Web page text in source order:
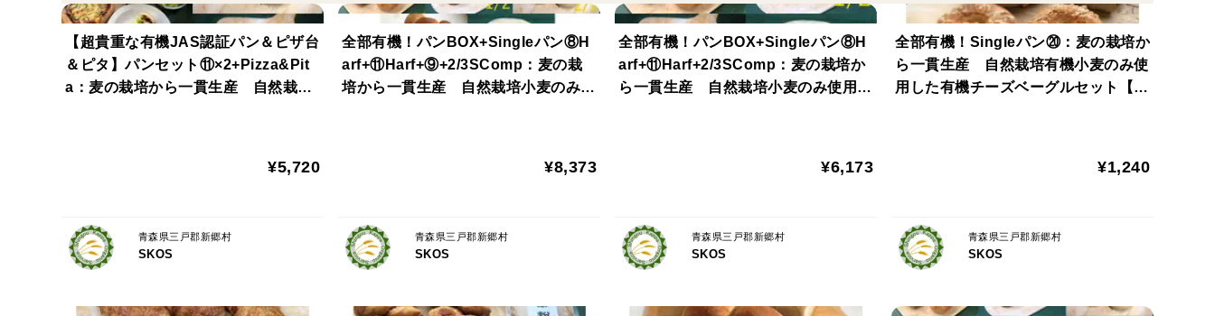
有機小麦粉で作ったフランスパン生地に有機ブルーベリーで作った有機ブルーベリージャム
（無糖、煮詰めただけ）を入れてエピ（麦の穂）状に成型しました。
・APエピ
※パンは冷凍でのお届けになります。
※解凍後はお早めにお召し上がりください。
【超貴重な有機JAS認証パン＆ピザ台
＆ピタ】パンセット⑪×2+Pizza&Pit
a：麦の栽培から一貫生産 自然栽培
¥5,720
青森県三戸郡新郷村
SKOS
全部有機！パンBOX+Singleパン⑧H
arf+⑪Harf+⑨+2/3SComp：麦の栽
培から一貫生産 自然栽培小麦のみ使
¥8,373
青森県三戸郡新郷村
SKOS
全部有機！パンBOX+Singleパン⑧H
arf+⑪Harf+2/3SComp：麦の栽培か
ら一貫生産 自然栽培小麦のみ使用し
¥6,173
青森県三戸郡新郷村
SKOS
全部有機！Singleパン⑳：麦の栽培か
ら一貫生産 自然栽培有機小麦のみ使
用した有機チーズベーグルセット【定
¥1,240
青森県三戸郡新郷村
SKOS